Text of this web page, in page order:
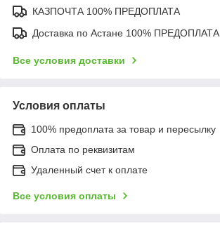
КАЗПОЧТА 100% ПРЕДОПЛАТА
Доставка по Астане 100% ПРЕДОПЛАТА
Все условия доставки
Условия оплаты
100% предоплата за товар и пересылку
Оплата по реквизитам
Удаленный счет к оплате
Все условия оплаты